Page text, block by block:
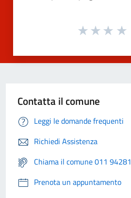
Contatta il comune
Leggi le domande frequenti
Richiedi Assistenza
Chiama il comune 011 94281
Prenota un appuntamento